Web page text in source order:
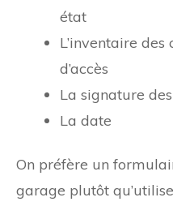
état
L’inventaire
d’accès
La signature
La date
On préfère un
garage plutôt